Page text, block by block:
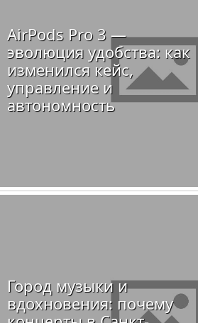
AirPods Pro 3 —
эволюция удобства: как
изменился кейс,
управление и
автономность
Город музыки и
вдохновения: почему